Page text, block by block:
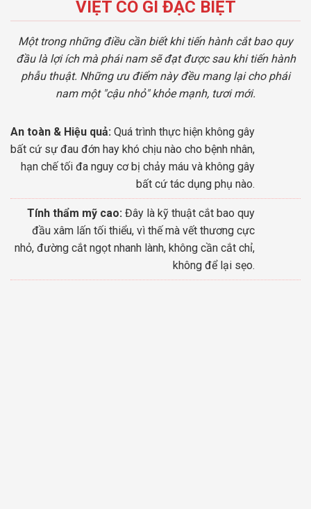
VIỆT CÓ GÌ ĐẶC BIỆT
Một trong những điều cần biết khi tiến hành cắt bao quy
đầu là lợi ích mà phái nam sẽ đạt được sau khi tiến hành
phẫu thuật. Những ưu điểm này đều mang lại cho phái
nam một "cậu nhỏ" khỏe mạnh, tươi mới.
An toàn & Hiệu quả: Quá trình thực hiện không gây
bất cứ sự đau đớn hay khó chịu nào cho bệnh nhân,
hạn chế tối đa nguy cơ bị chảy máu và không gây
bất cứ tác dụng phụ nào.
Tính thẩm mỹ cao: Đây là kỹ thuật cắt bao quy
đầu xâm lấn tối thiểu, vì thế mà vết thương cực
nhỏ, đường cắt ngọt nhanh lành, không cần cắt chỉ,
không để lại sẹo.